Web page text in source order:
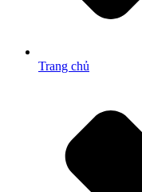
Trang chủ